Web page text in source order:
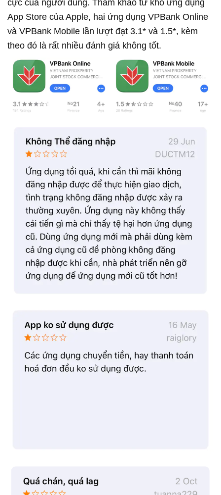
cực của người dùng. Tham khảo từ kho ứng dụng
App Store của Apple, hai ứng dụng VPBank Online
và VPBank Mobile lần lượt đạt 3.1* và 1.5*, kèm
theo đó là rất nhiều đánh giá không tốt.